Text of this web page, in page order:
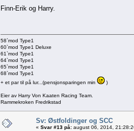
Finn-Erik og Harry.
58`mod Type1
60`mod Type1 Deluxe
61`mod Type1
64`mod Type1
65`mod Type1
68`mod Type1
+ et par til på lur...(pensjonsparingen min
)
Eier av Harry Von Kaaten Racing Team.
Rammekroken Fredrikstad
Sv: Østfoldinger og SCC
« Svar #13 på: august 06, 2014,